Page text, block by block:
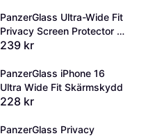
PanzerGlass Ultra-Wide Fit
Privacy Screen Protector
for Galaxy S25 Ultra
239 kr
PanzerGlass iPhone 16
Ultra Wide Fit Skärmskydd
228 kr
PanzerGlass Privacy